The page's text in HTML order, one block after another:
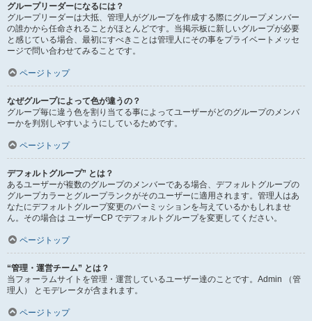
グループリーダーになるには？
グループリーダーは大抵、管理人がグループを作成する際にグループメンバー
の誰かから任命されることがほとんどです。当掲示板に新しいグループが必要
と感じている場合、最初にすべきことは管理人にその事をプライベートメッセ
ージで問い合わせてみることです。
ページトップ
なぜグループによって色が違うの？
グループ毎に違う色を割り当てる事によってユーザーがどのグループのメンバ
ーかを判別しやすいようにしているためです。
ページトップ
デフォルトグループ” とは？
あるユーザーが複数のグループのメンバーである場合、デフォルトグループの
グループカラーとグループランクがそのユーザーに適用されます。管理人はあ
なたにデフォルトグループ変更のパーミッションを与えているかもしれませ
ん。その場合は ユーザーCP でデフォルトグループを変更してください。
ページトップ
“管理・運営チーム” とは？
当フォーラムサイトを管理・運営しているユーザー達のことです。Admin （管
理人） とモデレータが含まれます。
ページトップ